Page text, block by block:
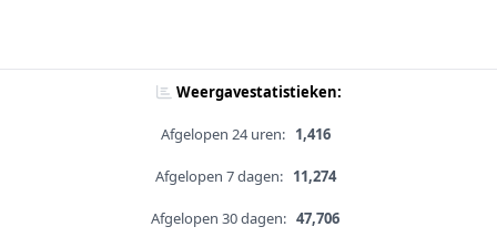
Weergavestatistieken:
Afgelopen 24 uren: 1,416
Afgelopen 7 dagen: 11,274
Afgelopen 30 dagen: 47,706